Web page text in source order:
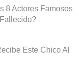
8 Actores Famosos
Este Chico Al